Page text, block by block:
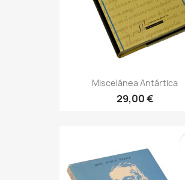
Miscelánea Antártica
29,00 €